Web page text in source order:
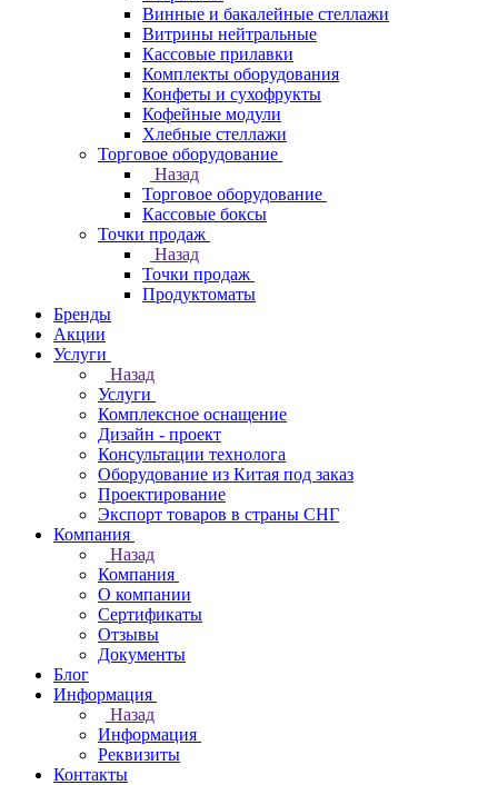
Винные и бакалейные стеллажи
Витрины нейтральные
Кассовые прилавки
Комплекты оборудования
Конфеты и сухофрукты
Кофейные модули
Хлебные стеллажи
Торговое оборудование
Назад
Торговое оборудование
Кассовые боксы
Точки продаж
Назад
Точки продаж
Продуктоматы
Бренды
Акции
Услуги
Назад
Услуги
Комплексное оснащение
Дизайн - проект
Консультации технолога
Оборудование из Китая под заказ
Проектирование
Экспорт товаров в страны СНГ
Компания
Назад
Компания
О компании
Сертификаты
Отзывы
Документы
Блог
Информация
Назад
Информация
Реквизиты
Контакты